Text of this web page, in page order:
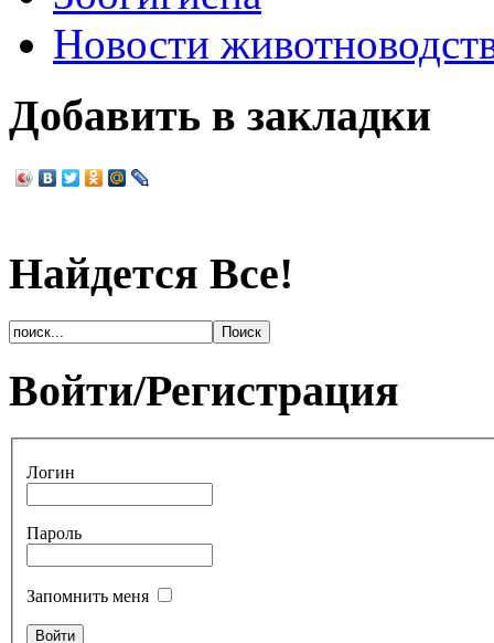
Новости
Добавить в закладки
Найдется Все!
Войти/Регистрация
Логин
Пароль
Запомнить меня